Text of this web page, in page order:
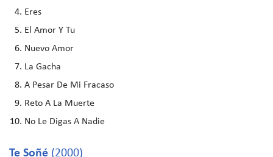
Eres
El Amor Y Tu
Nuevo Amor
La Gacha
A Pesar De Mi Fracaso
Reto A La Muerte
No Le Digas A Nadie
Te Soñé (2000)